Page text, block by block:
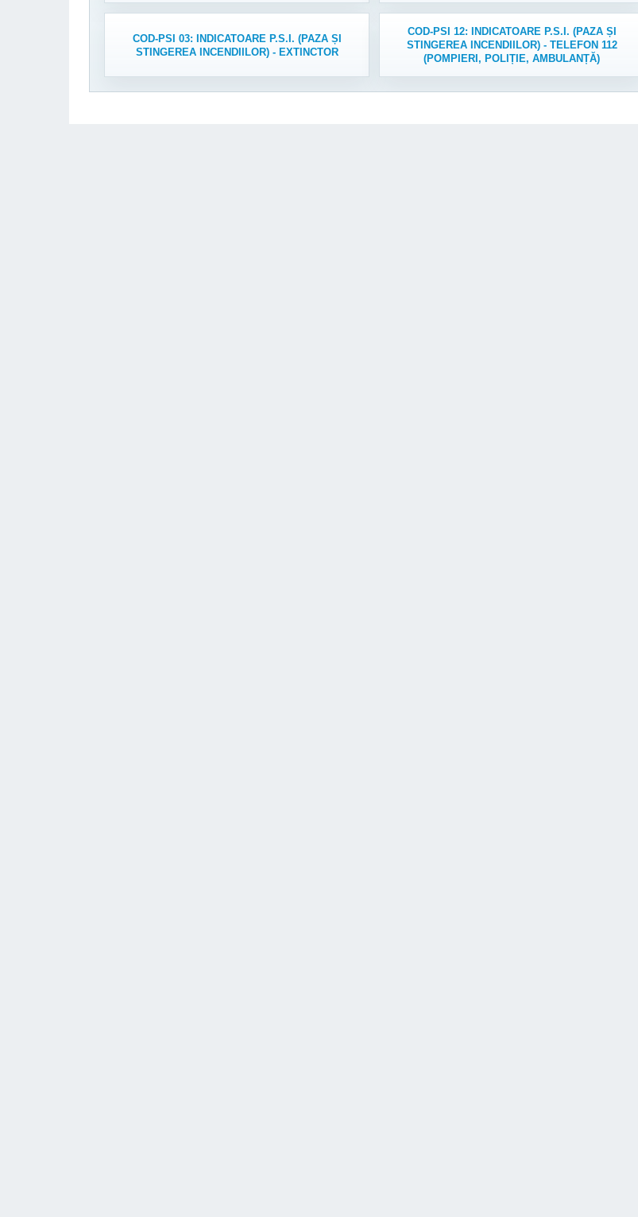
COD-PSI 03: INDICATOARE P.S.I. (PAZA ȘI
STINGEREA INCENDIILOR) - EXTINCTOR
COD-PSI 12: INDICATOARE P.S.I. (PAZA ȘI
STINGEREA INCENDIILOR) - TELEFON 112
(POMPIERI, POLIȚIE, AMBULANȚĂ)